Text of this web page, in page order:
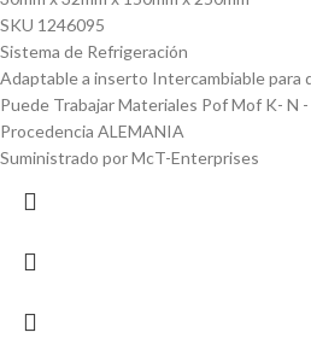
SKU 1246095
Sistema de Refrigeración
Adaptable a inserto Intercambiable para
Puede Trabajar Materiales Pof Mof K- N -
Procedencia ALEMANIA
Suministrado por McT-Enterprises